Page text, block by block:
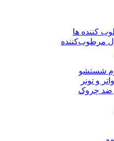
کننده ها
مرطوب‌کننده
شستشو
و تونر
ضد چروک